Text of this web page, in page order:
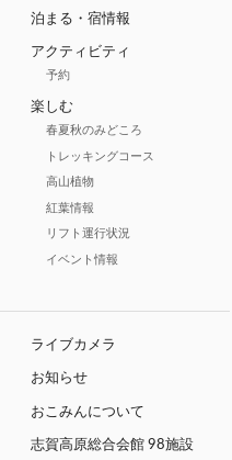
泊まる・宿情報
アクティビティ
予約
楽しむ
春夏秋のみどころ
トレッキングコース
高山植物
紅葉情報
リフト運行状況
イベント情報
ライブカメラ
お知らせ
おこみんについて
志賀高原総合会館 98施設